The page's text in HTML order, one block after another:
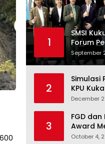
1
SMSI
Forum
Kualitas
September
2
Simulasi
KPU
December
3
FGD dan
Award
Nasional
October 4,